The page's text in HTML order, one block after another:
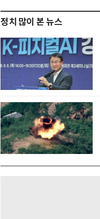
정치 많이 본 뉴스